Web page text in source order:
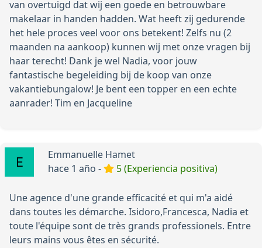
van overtuigd dat wij een goede en betrouwbare
makelaar in handen hadden. Wat heeft zij gedurende
het hele proces veel voor ons betekent! Zelfs nu (2
maanden na aankoop) kunnen wij met onze vragen bij
haar terecht! Dank je wel Nadia, voor jouw
fantastische begeleiding bij de koop van onze
vakantiebungalow! Je bent een topper en een echte
aanrader! Tim en Jacqueline
Emmanuelle Hamet
hace 1 año -
5 (Experiencia positiva)
Une agence d'une grande efficacité et qui m'a aidé
dans toutes les démarche. Isidoro,Francesca, Nadia et
toute l'équipe sont de très grands professionels. Entre
leurs mains vous êtes en sécurité.